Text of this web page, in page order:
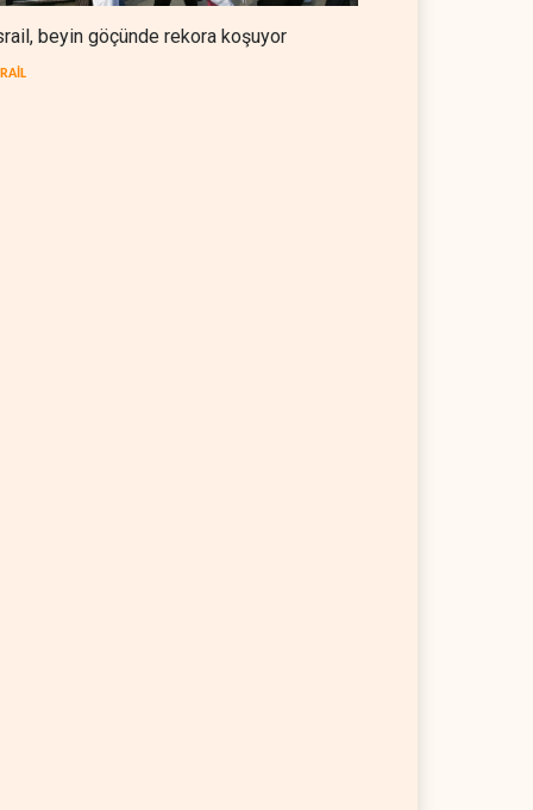
beyin göçünde rekora koşuyor